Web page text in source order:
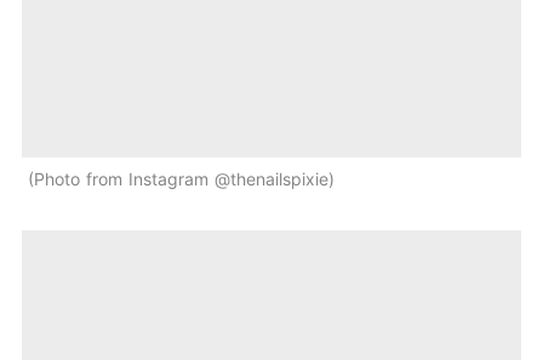
Photo from Instagram @thenailspixie